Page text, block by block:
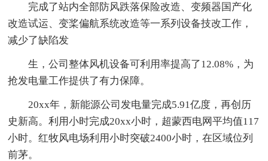
完成了站内全部防风跌落保险改造、变频器国产化
改造试运、变桨偏航系统改造等一系列设备技改工作，
减少了缺陷发
生，公司整体风机设备可利用率提高了12.08%，为
抢发电量工作提供了有力保障。
20xx年，新能源公司发电量完成5.91亿度，再创历
史新高。利用小时完成20xx小时，超蒙西电网平均值117
小时。红牧风电场利用小时突破2400小时，在区域位列
前茅。